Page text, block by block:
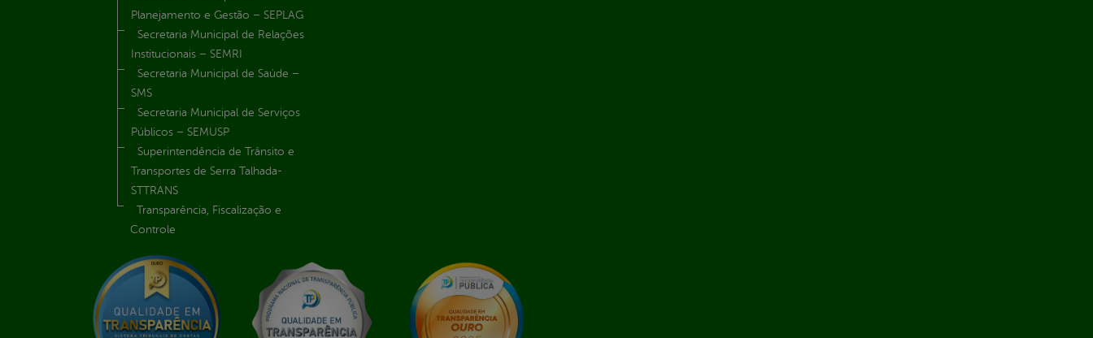
Planejamento e Gestão – SEPLAG
Secretaria Municipal de Relações
Institucionais – SEMRI
Secretaria Municipal de Saúde –
SMS
Secretaria Municipal de Serviços
Públicos – SEMUSP
Superintendência de Trânsito e
Transportes de Serra Talhada-
STTRANS
Transparência, Fiscalização e
Controle